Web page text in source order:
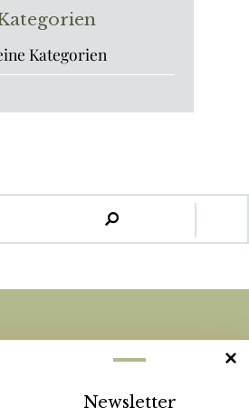
Newsletter
Kategorien
MEHR WISSEN?
mir deine